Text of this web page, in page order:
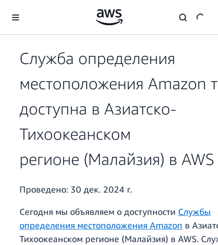
Перейти к главному контенту
Служба определения
местоположения Amazon
доступна в Азиатско-
Тихоокеанском
регионе (Малайзия) в AWS
Проведено: 30 дек. 2024 г.
Сегодня мы объявляем о доступности Службы
определения местоположения Amazon в
Тихоокеанском регионе (Малайзия) в AWS.